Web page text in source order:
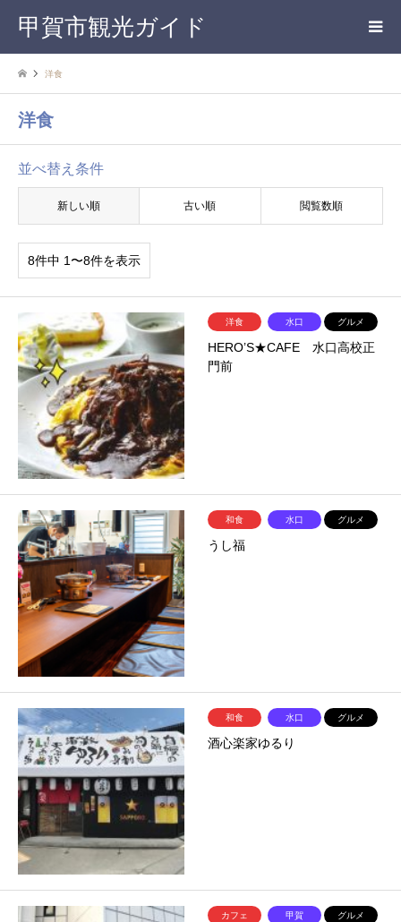
甲賀市観光ガイド
洋食
洋食
並べ替え条件
新しい順 古い順 閲覧数順
8件中 1〜8件を表示
洋食 水口 グルメ
HERO’S★CAFE 水口高校正
門前
和食 水口 グルメ
うし福
和食 水口 グルメ
酒心楽家ゆるり
カフェ 甲賀 グルメ